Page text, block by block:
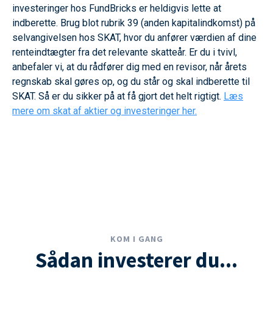
investeringer hos FundBricks er heldigvis lette at
indberette. Brug blot rubrik 39 (anden kapitalindkomst) på
selvangivelsen hos SKAT, hvor du anfører værdien af dine
renteindtægter fra det relevante skatteår. Er du i tvivl,
anbefaler vi, at du rådfører dig med en revisor, når årets
regnskab skal gøres op, og du står og skal indberette til
SKAT. Så er du sikker på at få gjort det helt rigtigt. Læs
mere om skat af aktier og investeringer her.
KOM I GANG
Sådan investerer du...